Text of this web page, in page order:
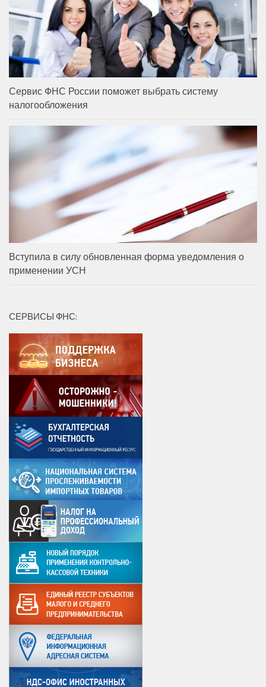
Сервис ФНС России поможет выбрать систему
налогообложения
Вступила в силу обновленная форма уведомления о
применении УСН
СЕРВИСЫ ФНС: